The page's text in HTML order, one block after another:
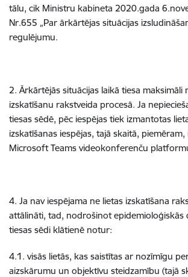
tālu, cik Ministru kabineta 2020.gada
Nr.655 „Par ārkārtējas situācijas
regulējumu.
2. Ārkārtējās situācijas laikā tiesa maksimāli
izskatīšanu rakstveida procesā. Ja
tiesas sēdē, pēc iespējas tiek izmantotas
izskatīšanas iespējas, tajā skaitā,
Microsoft Teams videokonferenču
4. Ja nav iespējama ne lietas izskatīšana
attālināti, tad, nodrošinot epidemioloģiskās
tiesas sēdi klātienē notur:
4.1. visās lietās, kas saistītas ar nozīmīgu
aizskārumu un objektīvu steidzamību (tajā